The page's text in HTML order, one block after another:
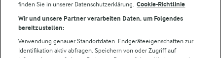
Folge uns!
finden Sie in unserer Datenschutzerklärung. Cookie-Richtlinie
Wir und unsere Partner verarbeiten Daten, um Folgendes
bereitzustellen:
Verwendung genauer Standortdaten. Endgeräteeigenschaften zur
Identifikation aktiv abfragen. Speichern von oder Zugriff auf